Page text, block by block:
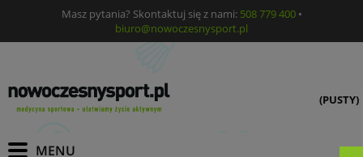
Masz pytania? Skontaktuj się z nami: 508 779 400•
biuro@nowoczesnysport.pl
(PUSTY)